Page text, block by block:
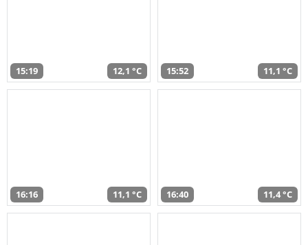
15:19 12,1 °C 15:52 11,1 °C
16:16 11,1 °C 16:40 11,4 °C